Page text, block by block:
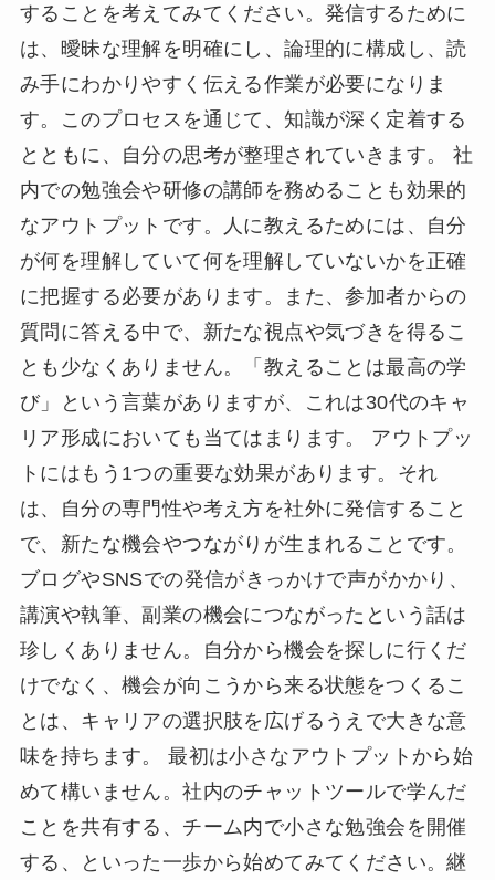
することを考えてみてください。発信するために
は、曖昧な理解を明確にし、論理的に構成し、読
み手にわかりやすく伝える作業が必要になりま
す。このプロセスを通じて、知識が深く定着する
とともに、自分の思考が整理されていきます。 社
内での勉強会や研修の講師を務めることも効果的
なアウトプットです。人に教えるためには、自分
が何を理解していて何を理解していないかを正確
に把握する必要があります。また、参加者からの
質問に答える中で、新たな視点や気づきを得るこ
とも少なくありません。「教えることは最高の学
び」という言葉がありますが、これは30代のキャ
リア形成においても当てはまります。 アウトプッ
トにはもう1つの重要な効果があります。それ
は、自分の専門性や考え方を社外に発信すること
で、新たな機会やつながりが生まれることです。
ブログやSNSでの発信がきっかけで声がかかり、
講演や執筆、副業の機会につながったという話は
珍しくありません。自分から機会を探しに行くだ
けでなく、機会が向こうから来る状態をつくるこ
とは、キャリアの選択肢を広げるうえで大きな意
味を持ちます。 最初は小さなアウトプットから始
めて構いません。社内のチャットツールで学んだ
ことを共有する、チーム内で小さな勉強会を開催
する、といった一歩から始めてみてください。継